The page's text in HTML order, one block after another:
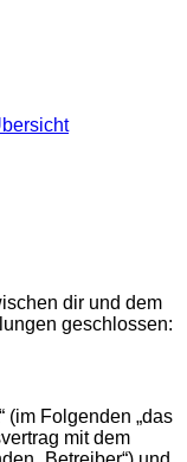
dir und dem
geschlossen:
(im Folgenden „das
mit dem